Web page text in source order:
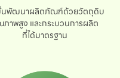
พัฒนาผลิตภัณฑ์ด้วยวัตถุดิบ
าพสูง และกระบวนการผลิต
ที่ได้มาตรฐาน